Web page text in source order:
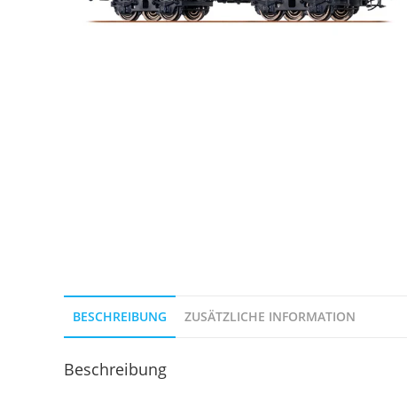
BESCHREIBUNG ZUSÄTZLICHE INFORMATION
Beschreibung